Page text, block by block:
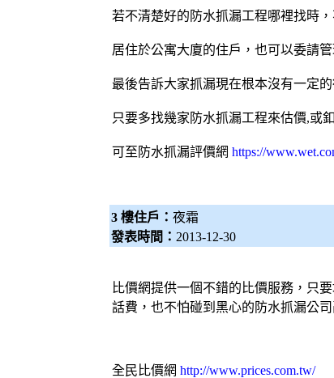
若不清楚好的防水抓漏工程哪裡找時
居住於公寓大廈的住戶，也可以委請
最後告訴大家抓漏現在根本沒有一定
只要多找幾家防水抓漏工程來估價,或
可至防水抓漏評價網 https://
3 樓住戶： 夜霜
發表時間： 2013-12-30
比價網提供一個不錯的比價服務，只
話費，也不怕碰到黑心的防水抓漏公
全民比價網 http://www.prices.com.tw/